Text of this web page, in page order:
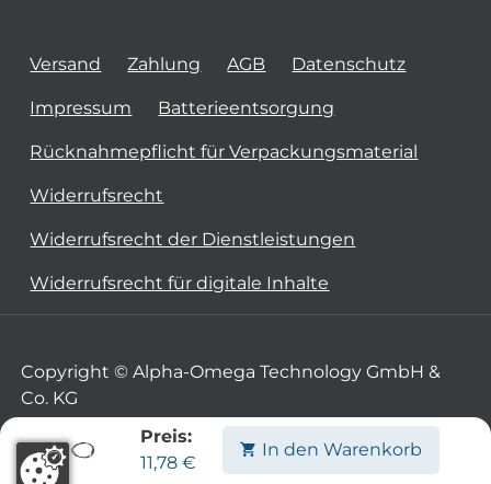
Preis:
11,78€
In den Warenkorb
Versand Zahlung AGB Datenschutz
Impressum Batterieentsorgung
Rücknahmepflicht für Verpackungsmaterial
Widerrufsrecht
Widerrufsrecht der Dienstleistungen
Widerrufsrecht für digitale Inhalte
Copyright © Alpha-Omega Technology GmbH &
Co. KG